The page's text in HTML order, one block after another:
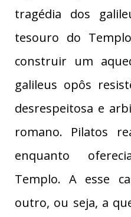
tragédia dos
tesouro do
construir um
galileus opôs
desrespeitosa e
romano. Pilatos
enquanto
Templo. A esse
outro, ou seja, a